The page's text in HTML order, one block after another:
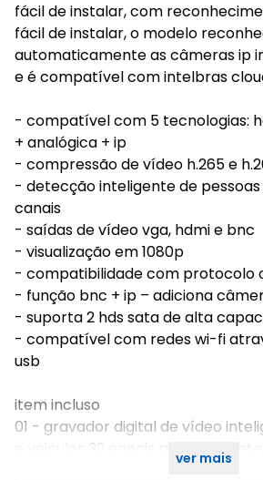
fácil de instalar, com
fácil de instalar, o modelo
automaticamente as câmeras ip
e é compatível com intelbras
- compatível com 5 tecnologias:
+ analógica + ip
- compressão de vídeo h.265 e
- detecção inteligente de pessoas
canais
- saídas de vídeo vga, hdmi e bnc
- visualização em 1080p
- compatibilidade com protocolo
- função bnc + ip – adiciona
- suporta 2 hds sata de alta
- compatível com redes wi-fi
usb
item incluso
01 - gravador digital de vídeo
e veiculos 32 canais mhdx 1232
ver mais